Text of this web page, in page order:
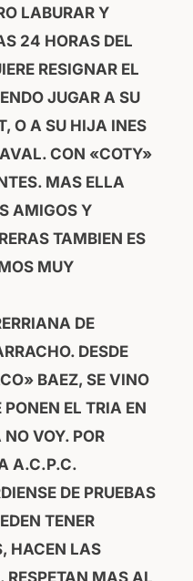
LABURAR Y
24 HORAS DEL
RESIGNAR EL
JUGAR A SU
O A SU HIJA INES
CON «COTY»
MAS ELLA
AMIGOS Y
TAMBIEN ES
MUY
DE
DESDE
BAEZ, SE VINO
EL TRIA EN
VOY. POR
A.C.P.C.
DE PRUEBAS
TENER
HACEN LAS
RESPETAN MAS AL